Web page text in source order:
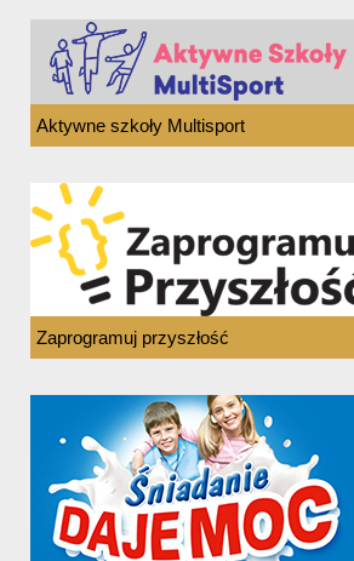
Aktywne szkoły Multisport
Zaprogramuj przyszłość